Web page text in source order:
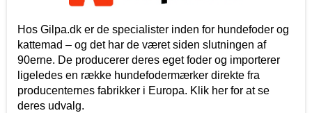
Hos Gilpa.dk er de specialister inden for hundefoder og
kattemad – og det har de været siden slutningen af
90erne. De producerer deres eget foder og importerer
ligeledes en række hundefodermærker direkte fra
producenternes fabrikker i Europa. Klik her for at se
deres udvalg.